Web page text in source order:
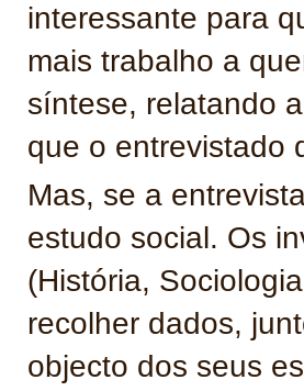
interessante para
mais trabalho a
síntese, relatando
que o entrevistado
Mas, se a
estudo social. Os
(História,
recolher dados,
objecto dos seus